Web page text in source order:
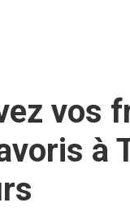
vos
à